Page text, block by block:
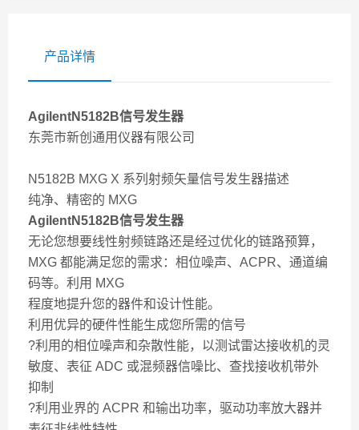
产品详情
AgilentN5182B信号发生器
东莞市新创通用仪器有限公司
N5182B MXG X 系列射频矢量信号发生器描述
纯净、精密的 MXG
AgilentN5182B信号发生器
无论您想要线性射频链路还是经过优化的链路预算，
MXG 都能满足您的需求：相位噪声、ACPR、通道编
码等。利用 MXG
程度地提升您的器件和设计性能。
利用优异的硬件性能生成您所需的信号
?利用的相位噪声和杂散性能，以测试雷达接收机的灵
敏度、表征 ADC 或混频器信噪比、查找接收机带外
抑制
?利用业界的 ACPR 和输出功率，驱动功率放大器并